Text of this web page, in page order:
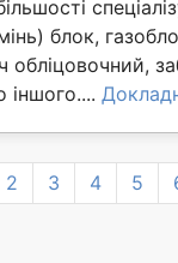
блок,
обліцовочний,
іншого....
2 3 4 5